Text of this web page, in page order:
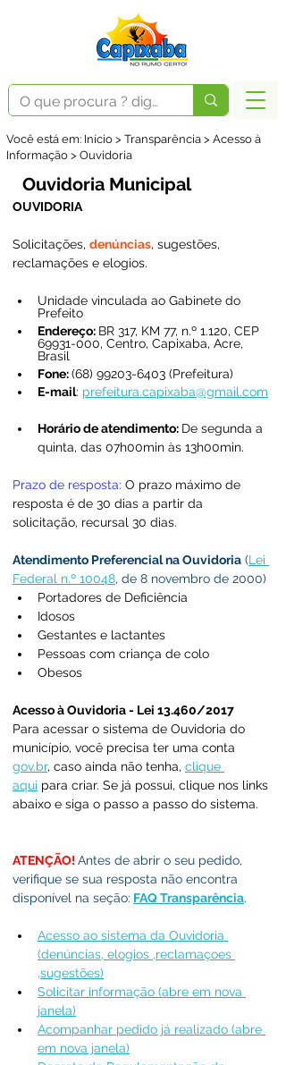
Você está em: Início > Transparência > Acesso à
Informação > Ouvidoria
Ouvidoria Municipal
OUVIDORIA
Solicitações, denúncias, sugestões,
reclamações e elogios.
Unidade vinculada ao Gabinete do
Prefeito
Endereço: BR 317, KM 77, n.º 1.120, CEP
69931-000, Centro, Capixaba, Acre,
Brasil
Fone: (68) 99203-6403 (Prefeitura)
E-mail: prefeitura.capixaba@gmail.com
Horário de atendimento: De segunda a
quinta, das 07h00min às 13h00min.
Prazo de resposta: O prazo máximo de
resposta é de 30 dias a partir da
solicitação, recursal 30 dias.
Atendimento Preferencial na Ouvidoria (Lei
Federal n.º 10048, de 8 novembro de 2000)
Portadores de Deficiência
Idosos
Gestantes e lactantes
Pessoas com criança de colo
Obesos
Acesso à Ouvidoria - Lei 13.460/2017
Para acessar o sistema de Ouvidoria do
município, você precisa ter uma conta
gov.br, caso ainda não tenha, clique
aqui para criar. Se já possui, clique nos links
abaixo e siga o passo a passo do sistema.
ATENÇÃO! Antes de abrir o seu pedido,
verifique se sua resposta não encontra
disponível na seção: FAQ Transparência.
Acesso ao sistema da Ouvidoria
(denúncias, elogios ,reclamaçoes
,sugestões)
Solicitar informação (abre em nova
janela)
Acompanhar pedido já realizado (abre
em nova janela)